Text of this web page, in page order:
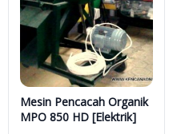
Mesin Pencacah Organik
MPO 850 HD [Elektrik]